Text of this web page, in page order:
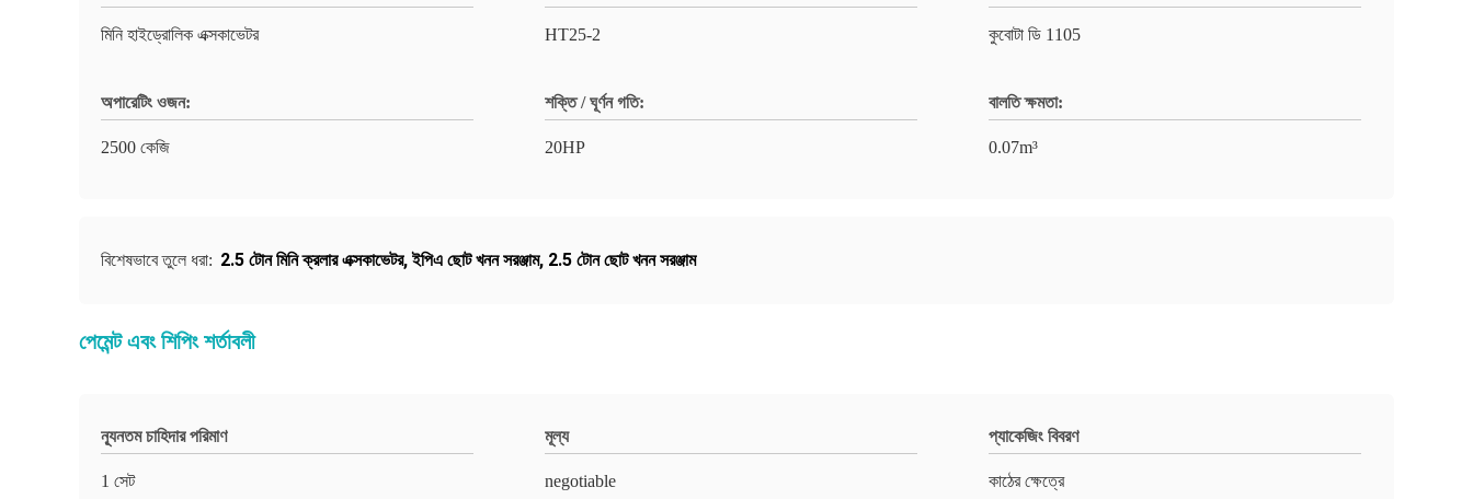
মিনি হাইড্রোলিক এক্সকাভেটর HT25-2 কুবোটা ডি 1105
অপারেটিং ওজন:
2500 কেজি
শক্তি / ঘূর্ণন গতি:
20HP
বালতি ক্ষমতা:
0.07m³
বিশেষভাবে তুলে ধরা: 2.5 টোন মিনি ক্রলার এক্সকাভেটর,ইপিএ ছোট খনন সরঞ্জাম, 2.5 টোন ছোট খনন সরঞ্জাম
পেমেন্ট এবং শিপিং শর্তাবলী
ন্যূনতম চাহিদার পরিমাণ
1 সেট
মূল্য
negotiable
প্যাকেজিং বিবরণ
কাঠের ক্ষেত্রে